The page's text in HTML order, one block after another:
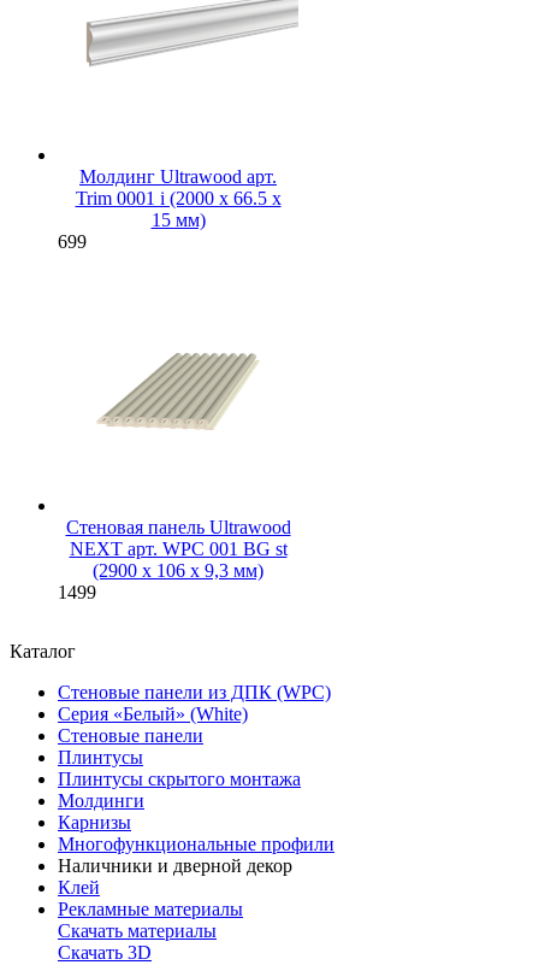
Молдинг Ultrawood арт.
Trim 0001 i (2000 х 66.5 х
15 мм)
699
Стеновая панель Ultrawood
NEXT арт. WPC 001 BG st
(2900 х 106 х 9,3 мм)
1499
Каталог
Стеновые панели из ДПК (WPC)
Серия «Белый» (White)
Стеновые панели
Плинтусы
Плинтусы скрытого монтажа
Молдинги
Карнизы
Многофункциональные профили
Наличники и дверной декор
Клей
Рекламные материалы
Скачать материалы
Скачать 3D